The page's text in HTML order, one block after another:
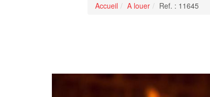
Accueil A louer Ref. : 11645